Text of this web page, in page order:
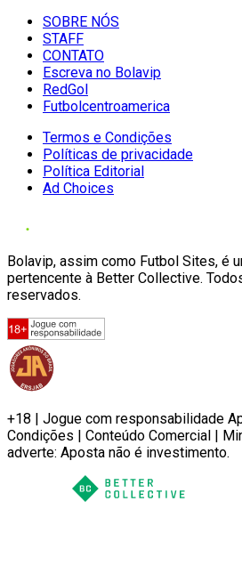
SOBRE NÓS
STAFF
CONTATO
Escreva no Bolavip
RedGol
Futbolcentroamerica
Termos e Condições
Políticas de privacidade
Política Editorial
Ad Choices
Bolavip, assim como Futbol Sites, é
pertencente à Better Collective.
reservados.
+18 | Jogue com responsabilidade
Condições | Conteúdo Comercial |
adverte: Aposta não é investimento.